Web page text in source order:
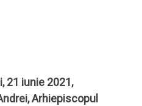
21 iunie 2021,
Arhiepiscopul